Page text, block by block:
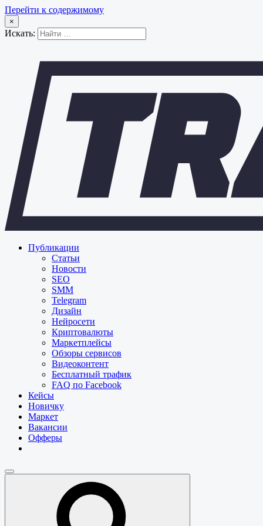
Перейти к содержимому
×
Искать:
Публикации
Статьи
Новости
SEO
SMM
Telegram
Дизайн
Нейросети
Криптовалюты
Маркетплейсы
Обзоры сервисов
Видеоконтент
Бесплатный трафик
FAQ по Facebook
Кейсы
Новичку
Маркет
Вакансии
Офферы